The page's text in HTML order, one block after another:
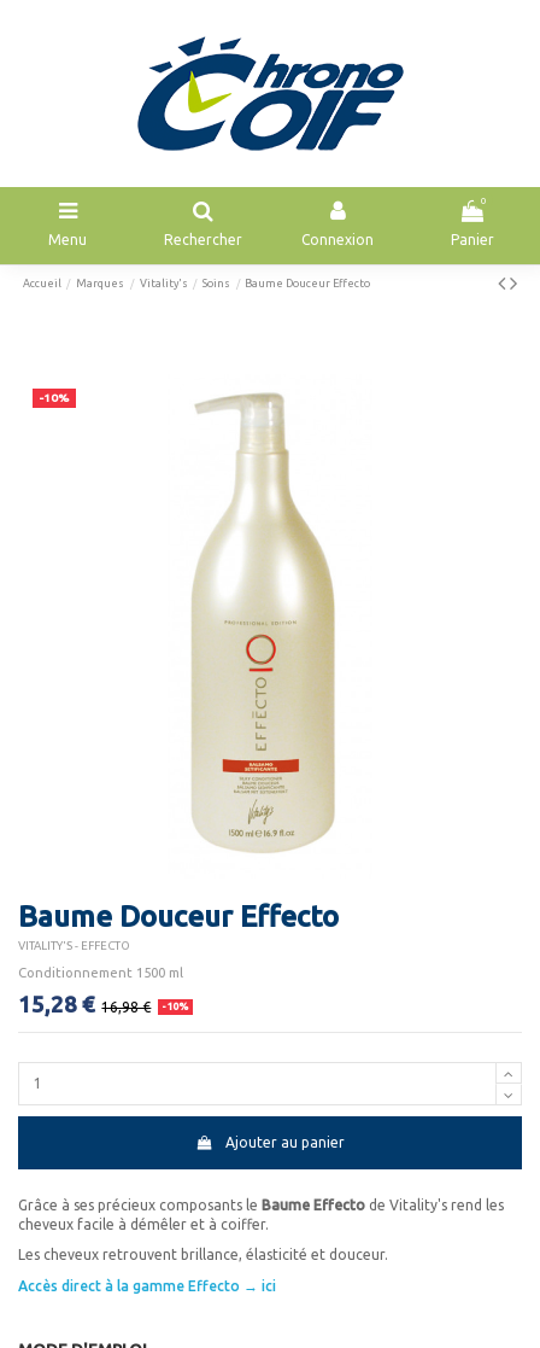
Menu Rechercher Connexion
0
Panier
Accueil Marques Vitality's Soins Baume Douceur Effecto
-10%
Baume Douceur Effecto
VITALITY'S - EFFECTO
Conditionnement 1500 ml
15,28 € 16,98 € -10%
Ajouter au panier
Grâce à ses précieux composants le Baume Effecto de Vitality's rend les
cheveux facile à démêler et à coiffer.
Les cheveux retrouvent brillance, élasticité et douceur.
Accès direct à la gamme Effecto → ici